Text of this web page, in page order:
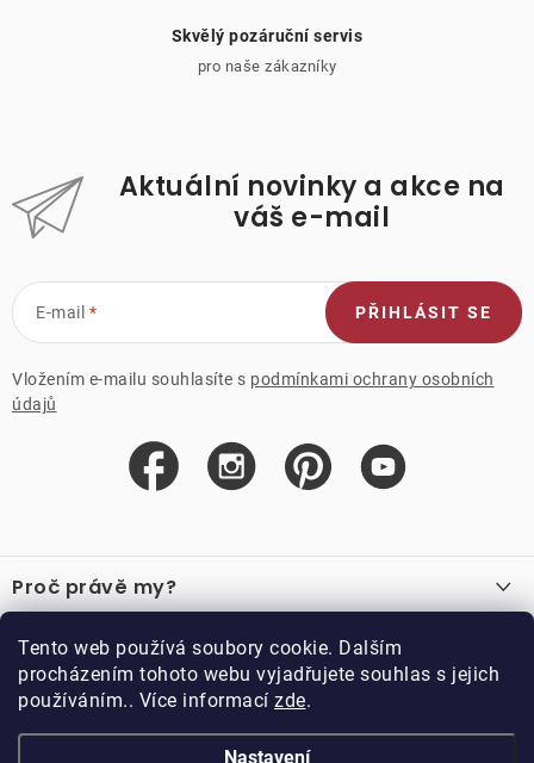
Tento web používá soubory cookie. Dalším
procházením tohoto webu vyjadřujete souhlas s jejich
používáním.. Více informací zde.
Nastavení
Skvělý pozáruční servis
pro naše zákazníky
Aktuální novinky a akce na
váš e-mail
E-mail
Vložením e-mailu souhlasíte s podmínkami ochrany osobních
údajů
PŘIHLÁSIT SE
á
p
a
Proč právě my?
Recenze
Důležité odkazy
Velkoobchod
Vzorková prodejna
O nákupu